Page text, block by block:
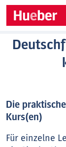
Die
Kurs(en)
Für einzelne